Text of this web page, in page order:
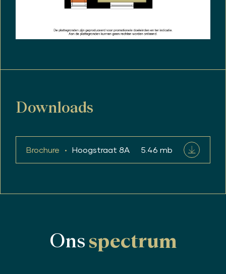
Downloads
Brochure Hoogstraat 8A 5.46 mb
Ons spectrum